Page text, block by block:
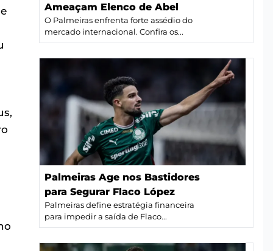
Ameaçam Elenco de Abel
O Palmeiras enfrenta forte assédio do
mercado internacional. Confira os...
Palmeiras Age nos Bastidores
para Segurar Flaco López
Palmeiras define estratégia financeira
para impedir a saída de Flaco...